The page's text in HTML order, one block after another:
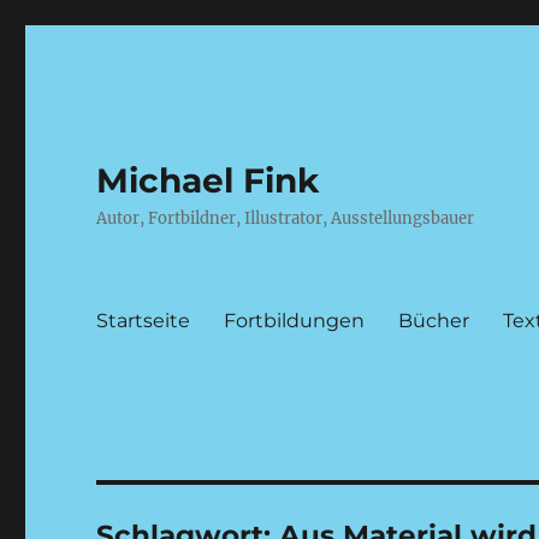
Michael Fink
Autor, Fortbildner, Illustrator, Ausstellungsbauer
Startseite Fortbildungen Bücher